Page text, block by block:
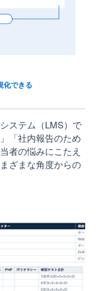
化できる
ステム（LMS）で
「社内報告のため
者の悩みにこたえ
ざまな角度からの